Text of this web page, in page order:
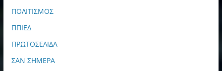
ΠΟΛΙΤΙΣΜΟΣ
ΠΠΙΕΔ
ΠΡΩΤΟΣΕΛΙΔΑ
ΣΑΝ ΣΗΜΕΡΑ